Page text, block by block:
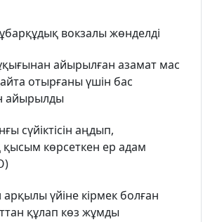
вокзалы жөнделді
айырылған азамат мас
отырғаны үшін бас
айырылды
сүйіктісін аңдып,
қысым көрсеткен ер адам
үйіне кірмек болған
құлап көз жұмды